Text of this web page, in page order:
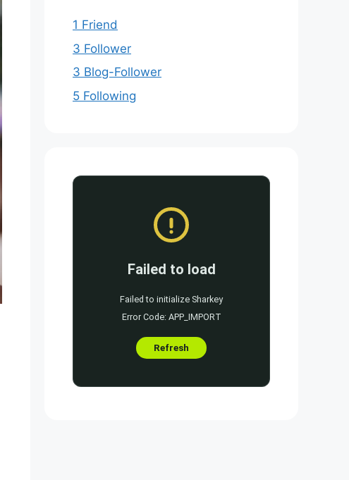
1 Friend
3 Follower
3 Blog-Follower
5 Following